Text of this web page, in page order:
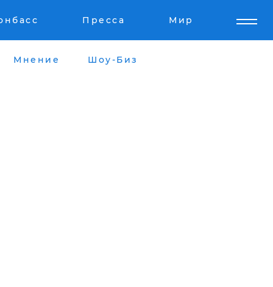
Пресса Мир
Мнение Шоу-Биз